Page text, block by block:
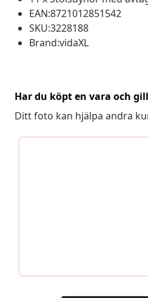
EAN:8721012851542
SKU:3228188
Brand:vidaXL
Har du köpt en vara och
Ditt foto kan hjälpa andra